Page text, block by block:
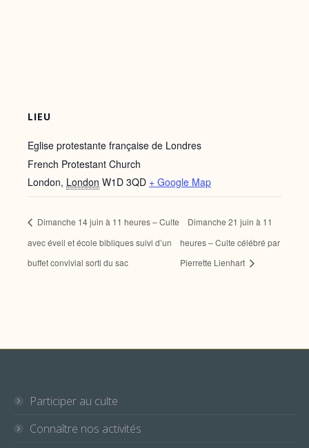
LIEU
Eglise protestante française de Londres
French Protestant Church
London, London W1D 3QD + Google Map
Dimanche 14 juin à 11 heures – Culte
avec éveil et école bibliques suivi d’un
buffet convivial sorti du sac
Dimanche 21 juin à 11
heures – Culte célébré par
Pierrette Lienhart
Participer au culte
Connaître nos activités